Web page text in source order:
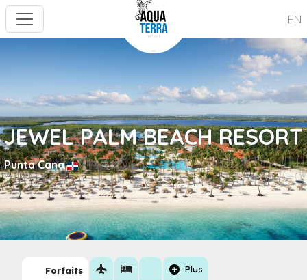
EN
JEWEL PALM BEACH RESORT
Punta Cana
Forfaits flight hotel add_circle Plus